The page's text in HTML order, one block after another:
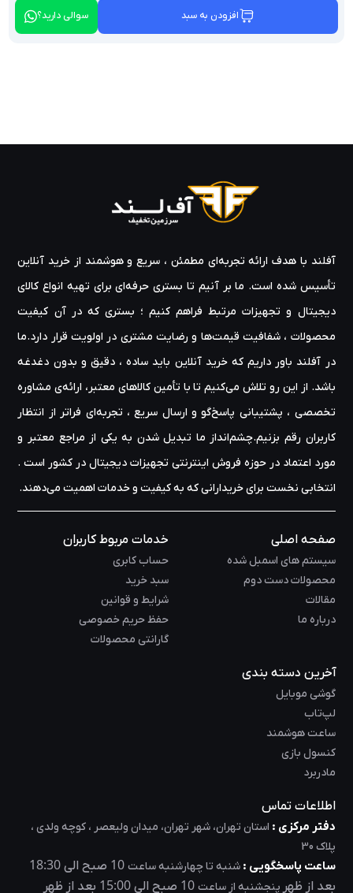
افزودن به سبد سوالی دارید؟
آفلند با هدف ارائه‌ تجربه‌ای مطمئن ، سریع و هوشمند از خرید آنلاین
تأسیس شده است. ما بر آنیم تا بستری حرفه‌ای برای تهیه‌ انواع کالای
دیجیتال و تجهیزات مرتبط فراهم کنیم ؛ بستری که در آن کیفیت
محصولات ، شفافیت قیمت‌ها و رضایت مشتری در اولویت قرار دارد.ما
در آفلند باور داریم که خرید آنلاین باید ساده ، دقیق و بدون دغدغه
باشد. از این رو تلاش می‌کنیم تا با تأمین کالاهای معتبر، ارائه‌ی مشاوره‌
تخصصی ، پشتیبانی پاسخ‌گو و ارسال سریع ، تجربه‌ای فراتر از انتظار
کاربران رقم بزنیم.چشم‌انداز ما تبدیل شدن به یکی از مراجع معتبر و
مورد اعتماد در حوزه‌ فروش اینترنتی تجهیزات دیجیتال در کشور است .
انتخابی نخست برای خریدارانی که به کیفیت و خدمات اهمیت می‌دهند.
صفحه اصلی
سیستم های اسمبل شده
محصولات دست دوم
مقالات
درباره ما
خدمات مربوط کاربران
حساب کابری
سبد خرید
شرایط و قوانین
حفظ حریم خصوصی
گارانتی محصولات
آخرین دسته بندی
گوشی موبایل
لپ‌تاب
ساعت هوشمند
کنسول بازی
مادربرد
اطلاعات تماس
دفتر مرکزی : استان تهران، شهر تهران، میدان ولیعصر ، کوچه ولدی ،
پلاک 30
ساعت پاسخگویی : شنبه تا چهارشنبه ساعت 10 صبح الی18:30
بعد از ظهر پنجشنبه از ساعت 10 صبح الی15:00 بعد از ظهر